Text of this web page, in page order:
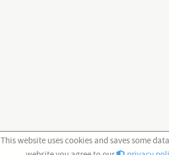
This website uses cookies and saves some